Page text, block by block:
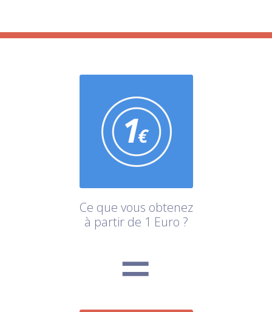
Ce que vous obtenez
à partir de 1 Euro ?